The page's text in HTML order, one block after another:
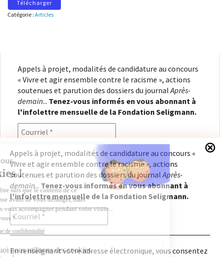
Télécharger
Catégorie : Articles
Appels à projet, modalités de candidature au concours
« Vivre et agir ensemble contre le racisme », actions
soutenues et parution des dossiers du journal Après-
demain... Tenez-vous informés en vous abonnant à
l'infolettre mensuelle de la Fondation Seligmann.
En renseignant votre adresse électronique, vous
consentez à recevoir l'infolettre de la Fondation
Seligmann, conformément à notrepolitique de
confidentialité. Il vous sera possible de vous
désabonner à tout moment.
Appels à projet, modalités de candidature au concours «
Vivre et agir ensemble contre le racisme », actions
soutenues et parution des dossiers du journalAprès-
demain... Tenez-vous informés en vous abonnant à
l'infolettre mensuelle de la Fondation Seligmann.
En renseignant votre adresse électronique, vous consentez